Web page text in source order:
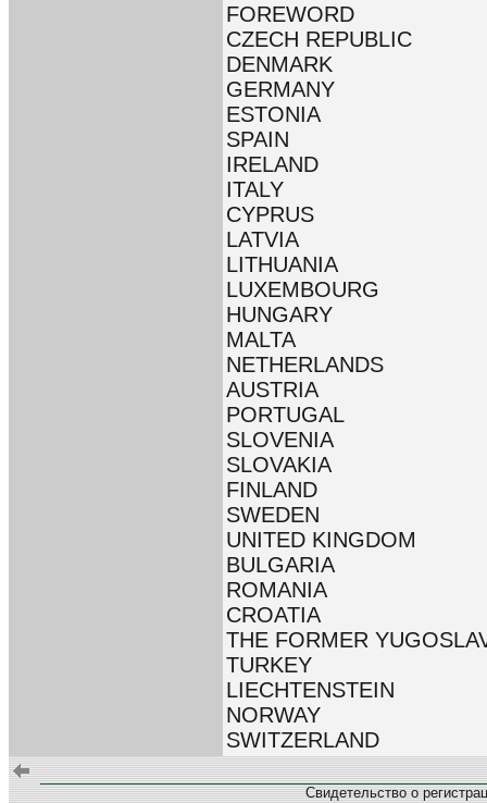
FOREWORD
CZECH REPUBLIC
DENMARK
GERMANY
ESTONIA
SPAIN
IRELAND
ITALY
CYPRUS
LATVIA
LITHUANIA
LUXEMBOURG
HUNGARY
MALTA
NETHERLANDS
AUSTRIA
PORTUGAL
SLOVENIA
SLOVAKIA
FINLAND
SWEDEN
UNITED KINGDOM
BULGARIA
ROMANIA
CROATIA
THE FORMER
TURKEY
LIECHTENSTEIN
NORWAY
SWITZERLAND
Свидетельство о